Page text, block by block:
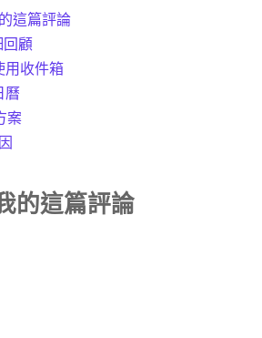
這篇評論
回顧
用收件箱
曆
案
的這篇評論